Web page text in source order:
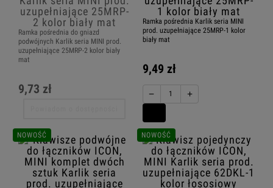
Ramka pośrednia do gniazd
podwójnych Karlik seria MINI prod.
uzupełniające 25MRP-2 kolor biały
mat
9,73 zł
Ramka pośrednia Karlik seria MINI
prod. uzupełniające 25MRP-1 kolor
biały mat
9,49 zł
− +
NOWOŚĆ NOWOŚĆ